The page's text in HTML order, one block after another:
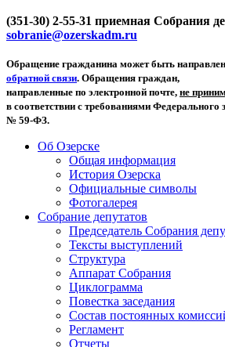
(351-30) 2-55-31 приемная Собрания
sobranie@ozerskadm.ru
Обращение гражданина может быть
обратной связи. Обращения граждан,
направленные по электронной почте, не
в соответствии с требованиями Федерального
№ 59-ФЗ.
Об Озерске
Общая информация
История Озерска
Официальные символы
Фотогалерея
Собрание депутатов
Председатель Собрания
Тексты выступлений
Структура
Аппарат Собрания
Циклограмма
Повестка заседания
Состав постоянных
Регламент
Отчеты